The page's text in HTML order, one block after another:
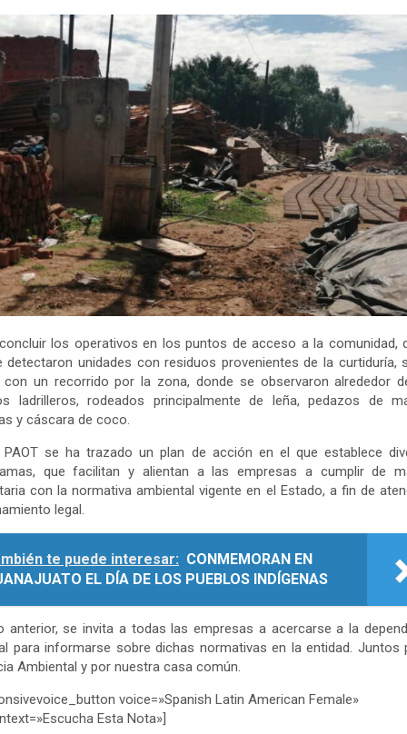
los operativos en los puntos de acceso a la comunidad,
detectaron unidades con residuos provenientes de la curtiduría,
con un recorrido por la zona, donde se observaron alrededor
ladrilleros, rodeados principalmente de leña, pedazos de
y cáscara de coco.
PAOT se ha trazado un plan de acción en el que establece
que facilitan y alientan a las empresas a cumplir de
con la normativa ambiental vigente en el Estado, a fin de
legal.
te puede interesar: CONMEMORAN EN
EL DÍA DE LOS PUEBLOS INDÍGENAS
anterior, se invita a todas las empresas a acercarse a la
para informarse sobre dichas normativas en la entidad. Juntos
Ambiental y por nuestra casa común.
voice=»Spanish Latin American Female»
Esta Nota»]